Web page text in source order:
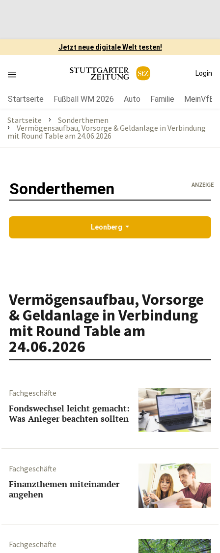
Jetzt neue digitale Welt testen!
Login
Startseite Fußball WM 2026 Auto Familie MeinVfB
Startseite › Sonderthemen
›
Vermögensaufbau, Vorsorge & Geldanlage in Verbindung
mit Round Table am 24.06.2026
Sonderthemen ANZEIGE
Leonberg
Vermögensaufbau, Vorsorge
& Geldanlage in Verbindung
mit Round Table am
24.06.2026
Fachgeschäfte
Fondswechsel leicht gemacht:
Was Anleger beachten sollten
Fachgeschäfte
Finanzthemen miteinander
angehen
Fachgeschäfte